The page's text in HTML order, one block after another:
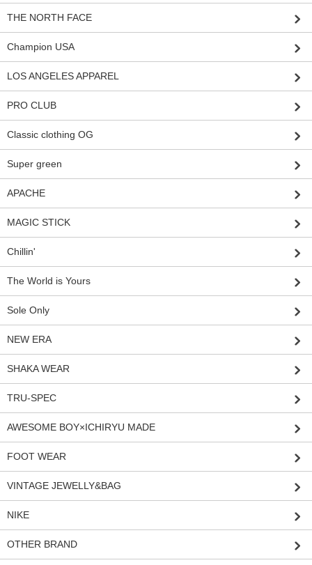
THE NORTH FACE
Champion USA
LOS ANGELES APPAREL
PRO CLUB
Classic clothing OG
Super green
APACHE
MAGIC STICK
Chillin'
The World is Yours
Sole Only
NEW ERA
SHAKA WEAR
TRU-SPEC
AWESOME BOY×ICHIRYU MADE
FOOT WEAR
VINTAGE JEWELLY&BAG
NIKE
OTHER BRAND